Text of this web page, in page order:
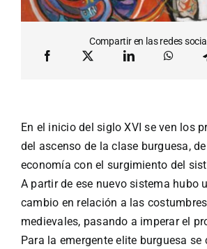
Compartir en las redes
En el inicio del siglo XVI se ven los
del ascenso de la clase burguesa,
economía con el surgimiento del
A partir de ese nuevo sistema hubo
cambio en relación a las
medievales, pasando a imperar el
Para la emergente elite burguesa se